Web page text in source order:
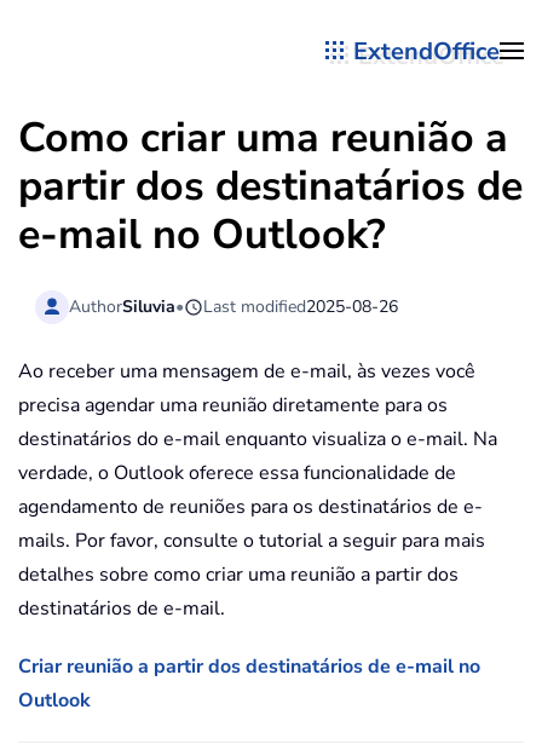
ExtendOffice
Como criar uma reunião a
partir dos destinatários de
e-mail no Outlook?
AuthorSiluvia• Last modified2025-08-26
Ao receber uma mensagem de e-mail, às vezes você
precisa agendar uma reunião diretamente para os
destinatários do e-mail enquanto visualiza o e-mail. Na
verdade, o Outlook oferece essa funcionalidade de
agendamento de reuniões para os destinatários de e-
mails. Por favor, consulte o tutorial a seguir para mais
detalhes sobre como criar uma reunião a partir dos
destinatários de e-mail.
Criar reunião a partir dos destinatários de e-mail no
Outlook